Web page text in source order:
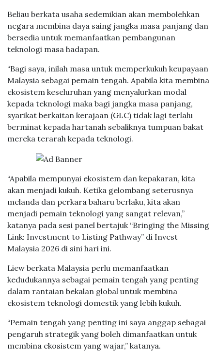
Beliau berkata usaha sedemikian akan membolehkan
negara membina daya saing jangka masa panjang dan
bersedia untuk memanfaatkan pembangunan
teknologi masa hadapan.
“Bagi saya, inilah masa untuk memperkukuh keupayaan
Malaysia sebagai pemain tengah. Apabila kita membina
ekosistem keseluruhan yang menyalurkan modal
kepada teknologi maka bagi jangka masa panjang,
syarikat berkaitan kerajaan (GLC) tidak lagi terlalu
berminat kepada hartanah sebaliknya tumpuan bakat
mereka terarah kepada teknologi.
“Apabila mempunyai ekosistem dan kepakaran, kita
akan menjadi kukuh. Ketika gelombang seterusnya
melanda dan perkara baharu berlaku, kita akan
menjadi pemain teknologi yang sangat relevan,”
katanya pada sesi panel bertajuk “Bringing the Missing
Link: Investment to Listing Pathway” di Invest
Malaysia 2026 di sini hari ini.
Liew berkata Malaysia perlu memanfaatkan
kedudukannya sebagai pemain tengah yang penting
dalam rantaian bekalan global untuk membina
ekosistem teknologi domestik yang lebih kukuh.
“Pemain tengah yang penting ini saya anggap sebagai
pengaruh strategik yang boleh dimanfaatkan untuk
membina ekosistem yang wajar,” katanya.